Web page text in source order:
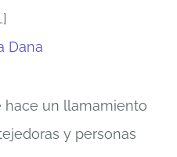
Dana
hace un llamamiento
y personas